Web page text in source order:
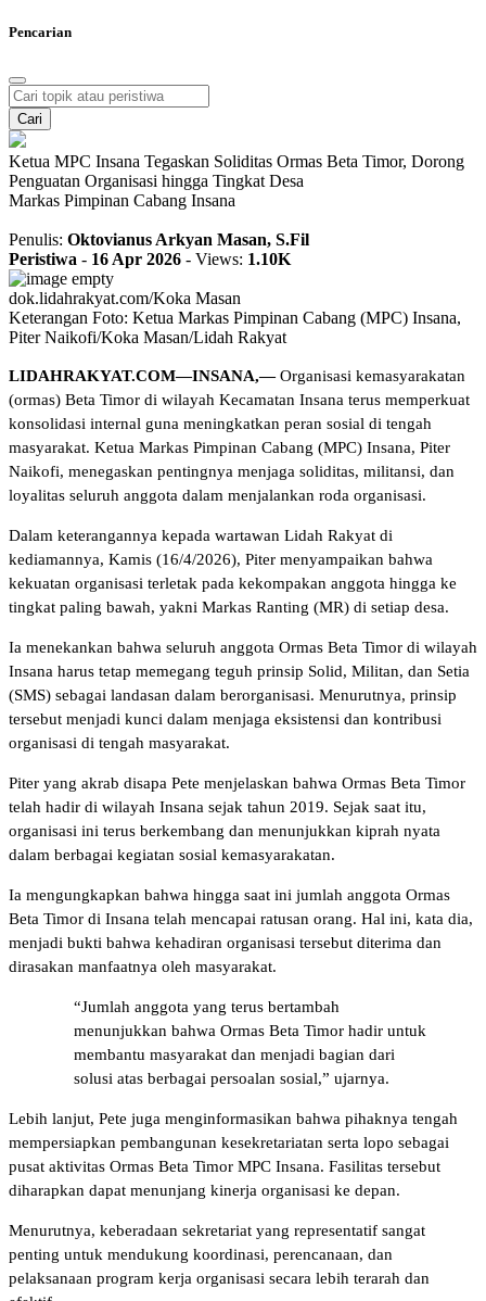
Pencarian
Cari
Ketua MPC Insana Tegaskan Soliditas Ormas Beta Timor, Dorong
Penguatan Organisasi hingga Tingkat Desa
Markas Pimpinan Cabang Insana
Penulis: Oktovianus Arkyan Masan, S.Fil
Peristiwa - 16 Apr 2026 - Views: 1.10K
dok.lidahrakyat.com/Koka Masan
Keterangan Foto: Ketua Markas Pimpinan Cabang (MPC) Insana,
Piter Naikofi/Koka Masan/Lidah Rakyat
LIDAHRAKYAT.COM—INSANA,—Organisasi kemasyarakatan
(ormas) Beta Timor di wilayah Kecamatan Insana terus memperkuat
konsolidasi internal guna meningkatkan peran sosial di tengah
masyarakat. Ketua Markas Pimpinan Cabang (MPC) Insana, Piter
Naikofi, menegaskan pentingnya menjaga soliditas, militansi, dan
loyalitas seluruh anggota dalam menjalankan roda organisasi.
Dalam keterangannya kepada wartawan Lidah Rakyat di
kediamannya, Kamis (16/4/2026), Piter menyampaikan bahwa
kekuatan organisasi terletak pada kekompakan anggota hingga ke
tingkat paling bawah, yakni Markas Ranting (MR) di setiap desa.
Ia menekankan bahwa seluruh anggota Ormas Beta Timor di wilayah
Insana harus tetap memegang teguh prinsip Solid, Militan, dan Setia
(SMS) sebagai landasan dalam berorganisasi. Menurutnya, prinsip
tersebut menjadi kunci dalam menjaga eksistensi dan kontribusi
organisasi di tengah masyarakat.
Piter yang akrab disapa Pete menjelaskan bahwa Ormas Beta Timor
telah hadir di wilayah Insana sejak tahun 2019. Sejak saat itu,
organisasi ini terus berkembang dan menunjukkan kiprah nyata
dalam berbagai kegiatan sosial kemasyarakatan.
Ia mengungkapkan bahwa hingga saat ini jumlah anggota Ormas
Beta Timor di Insana telah mencapai ratusan orang. Hal ini, kata dia,
menjadi bukti bahwa kehadiran organisasi tersebut diterima dan
dirasakan manfaatnya oleh masyarakat.
“Jumlah anggota yang terus bertambah
menunjukkan bahwa Ormas Beta Timor hadir untuk
membantu masyarakat dan menjadi bagian dari
solusi atas berbagai persoalan sosial,” ujarnya.
Lebih lanjut, Pete juga menginformasikan bahwa pihaknya tengah
mempersiapkan pembangunan kesekretariatan serta lopo sebagai
pusat aktivitas Ormas Beta Timor MPC Insana. Fasilitas tersebut
diharapkan dapat menunjang kinerja organisasi ke depan.
Menurutnya, keberadaan sekretariat yang representatif sangat
penting untuk mendukung koordinasi, perencanaan, dan
pelaksanaan program kerja organisasi secara lebih terarah dan